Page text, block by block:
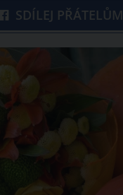
SDÍLEJ PŘÁTELŮM